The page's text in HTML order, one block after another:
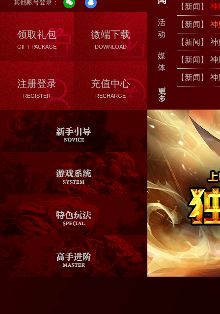
其他帐号登录：
领取礼包
GIFT PACKAGE
微端下载
DOWNLOAD
注册登录
REGISTER
充值中心
RECHARGE
活
动
媒
体
【新闻】 神
【新闻】 神
【新闻】 神
【新闻】 神
【新闻】 神